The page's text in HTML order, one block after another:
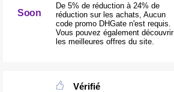
Soon
De 5% de réduction à 24% de
réduction sur les achats, Aucun
code promo DHGate n'est requis.
Vous pouvez également découvrir
les meilleures offres du site.
Vérifié